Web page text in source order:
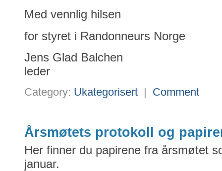
Med vennlig hilsen
for styret i Randonneurs Norge
Jens Glad Balchen
leder
Category: Ukategorisert Comment
Årsmøtets protokoll og
Her finner du papirene fra årsmøtet
januar.